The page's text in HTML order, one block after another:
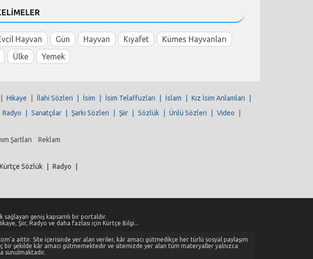
Hayvan Gün Hayvan Kıyafet
Kümes Hayvanları
Ülke Yemek
Hikaye İlahi Sözleri İsim İsim Telaffuzları İslam Kız İsim Anlamları
Radyo Sanatçılar Şarkı Sözleri Şiir Sözlük Ünlü Sözleri Video
Şartları Reklam
Kürtçe Sözlük Radyo
geniş kapsamlı bir portaldır.
Şiir, Radyo ve daha fazlası için Kürtçe Bilgi...
aittir. Site içerisinde yer alan veriler, kâr amacı gütmedikçe her türlü sosyal paylaşım
bir şekilde kâr amacı gütmemektedir ve sitemizde yer alan tüm materyaller yalnızca
sunulmaktadır.